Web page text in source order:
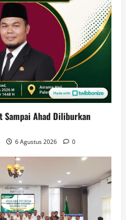
Sampai Ahad Diliburkan
6 Agustus 2026 0